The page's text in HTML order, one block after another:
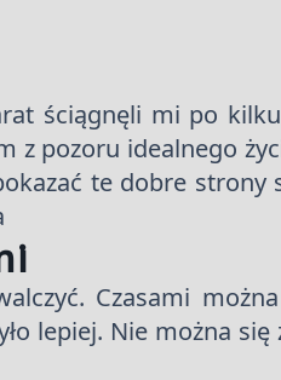
ściągnęli mi po
z pozoru idealnego
te dobre
Czasami
lepiej. Nie można się